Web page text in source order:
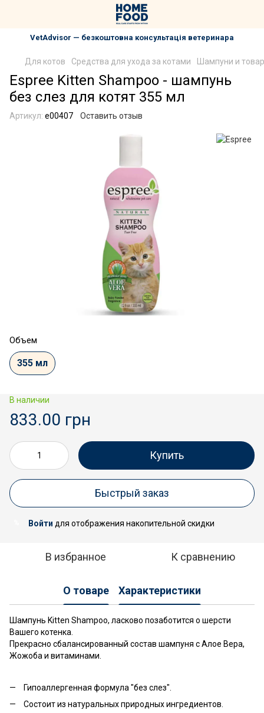
VetAdvisor — безкоштовна консультація ветеринара
Для котов Средства для ухода за котами Шампуни и
Espree Kitten Shampoo - шампунь
без слез для котят 355 мл
Артикул: e00407 Оставить отзыв
Объем
355 мл
В наличии
833.00 грн
Купить
Быстрый заказ
Войти для отображения накопительной скидки
В избранное К сравнению
О товаре Характеристики
Шампунь Kitten Shampoo, ласково позаботится о шерсти
Вашего котенка.
Прекрасно сбалансированный состав шампуня с Алое Вера,
Жожоба и витаминами.
Гипоаллергенная формула "без слез".
Состоит из натуральных природных ингредиентов.